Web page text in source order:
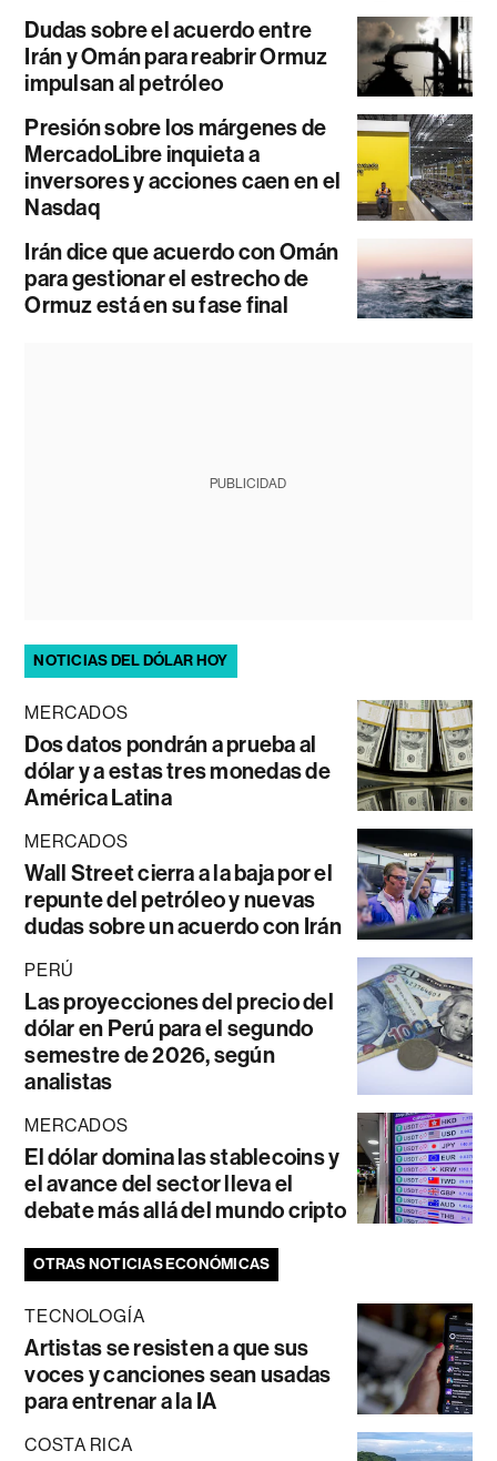
Dudas sobre el acuerdo entre
Irán y Omán para reabrir Ormuz
impulsan al petróleo
Presión sobre los márgenes de
MercadoLibre inquieta a
inversores y acciones caen en el
Nasdaq
Irán dice que acuerdo con Omán
para gestionar el estrecho de
Ormuz está en su fase final
PUBLICIDAD
NOTICIAS DEL DÓLAR HOY
MERCADOS
Dos datos pondrán a prueba al
dólar y a estas tres monedas de
América Latina
MERCADOS
Wall Street cierra a la baja por el
repunte del petróleo y nuevas
dudas sobre un acuerdo con Irán
PERÚ
Las proyecciones del precio del
dólar en Perú para el segundo
semestre de 2026, según
analistas
MERCADOS
El dólar domina las stablecoins y
el avance del sector lleva el
debate más allá del mundo cripto
OTRAS NOTICIAS ECONÓMICAS
TECNOLOGÍA
Artistas se resisten a que sus
voces y canciones sean usadas
para entrenar a la IA
COSTA RICA